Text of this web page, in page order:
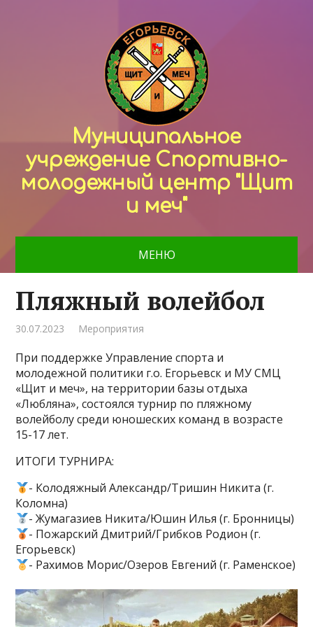
Муниципальное
учреждение Спортивно-
молодежный центр "Щит
и меч"
МЕНЮ
Пляжный волейбол
30.07.2023 Мероприятия
При поддержке Управление спорта и
молодежной политики г.о. Егорьевск и МУ СМЦ
«Щит и меч», на территории базы отдыха
«Любляна», состоялся турнир по пляжному
волейболу среди юношеских команд в возрасте
15-17 лет.
ИТОГИ ТУРНИРА:
- Колодяжный Александр/Тришин Никита (г.
Коломна)
- Жумагазиев Никита/Юшин Илья (г. Бронницы)
- Пожарский Дмитрий/Грибков Родион (г.
Егорьевск)
- Рахимов Морис/Озеров Евгений (г. Раменское)